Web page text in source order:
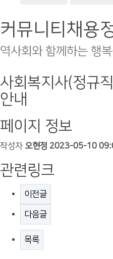
커뮤니티 채용
역사회와 함께하는 행
사회복지사(정규
안내
페이지 정보
작성자 오현정 2023-05-10
관련링크
이전글
다음글
목록